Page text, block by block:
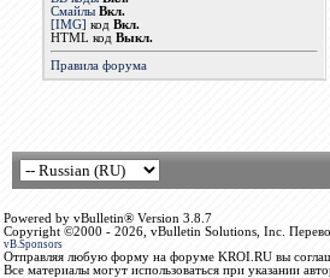
Смайлы Вкл.
[IMG] код Вкл.
HTML код Выкл.
Правила форума
Powered by vBulletin® Version 3.8.7
Copyright ©2000 - 2026, vBulletin Solutions, Inc.
vB.Sponsors
Отправляя любую форму на форуме KROI.RU вы
Все материалы могут использоваться при указании